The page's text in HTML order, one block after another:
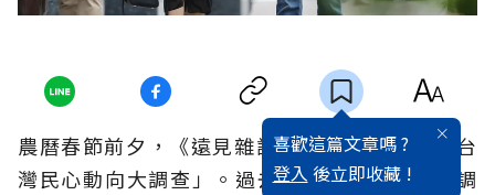
喜歡這篇文章嗎 ?
登入 後立即收藏 !
農曆春節前夕，《遠見雜誌》發表最新「2018台
灣民心動向大調查」。過去10年，「遠見研究調